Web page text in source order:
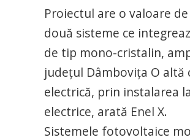
Proiectul are o valoare
două sisteme ce
de tip mono-cristalin,
județul Dâmbovița O
electrică, prin instalarea
electrice, arată Enel X.
Sistemele fotovoltaice